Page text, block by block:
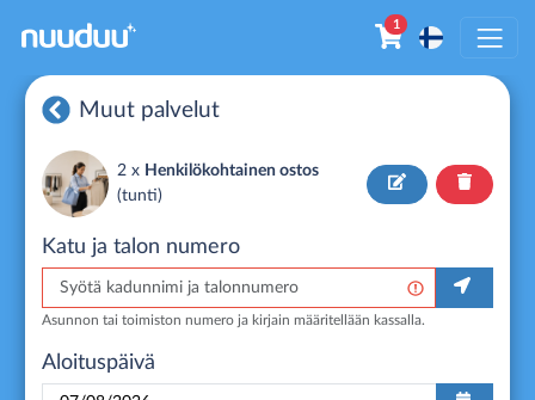
1
Muut palvelut
2 x Henkilökohtainen ostos
(tunti)
Katu ja talon numero
Asunnon tai toimiston numero ja kirjain määritellään kassalla.
Aloituspäivä